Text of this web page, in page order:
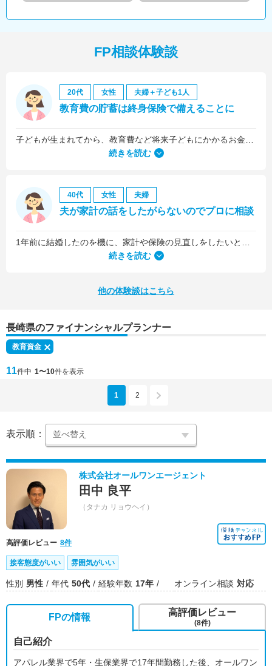
FP相談体験談
20代 女性 夫婦＋子ども1人
教育費の貯蓄は終身保険で備えることに
続きを読む
40代 女性 夫婦
夫が家計の話をしたがらないのでプロに相談
続きを読む
他の体験談はこちら
長崎県のファイナンシャルプランナー
教育資金
11件中 1〜10件を表示
1 2
表示順：
株式会社オールワンエージェント
田中 良平
（タナカ リョウヘイ）
高評価レビュー 8件
接客態度がいい 雰囲気がいい
性別 男性 年代 50代 経験年数 17年 オンライン相談 対応
FPの情報
自己紹介
アパレル業界で5年・生保業界で17年間勤務した後、オールワン
高評価レビュー
(8件)